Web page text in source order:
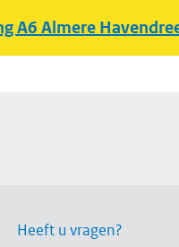
A6 Almere
Heeft u vragen?